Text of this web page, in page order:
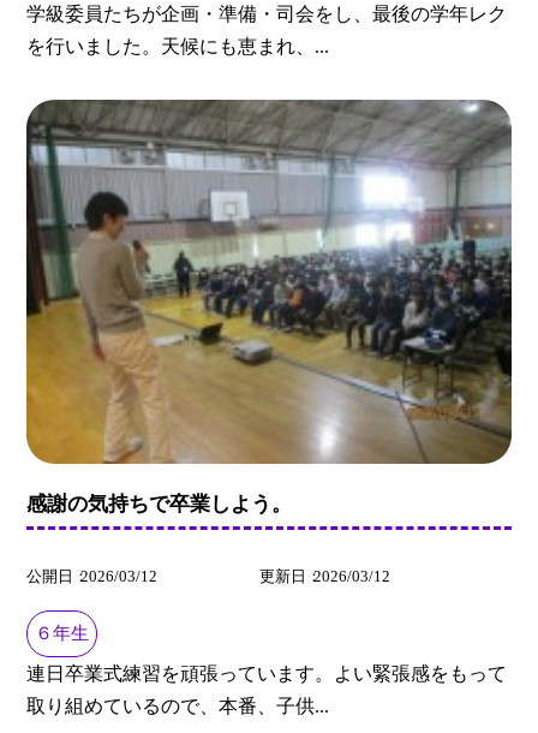
学級委員たちが企画・準備・司会をし、最後の学年レク
を行いました。天候にも恵まれ、...
感謝の気持ちで卒業しよう。
公開日 2026/03/12 更新日 2026/03/12
６年生
連日卒業式練習を頑張っています。よい緊張感をもって
取り組めているので、本番、子供...